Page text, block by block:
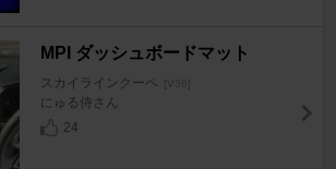
MPI ダッシュボードマット
スカイラインクーペ [V36]
にゅる侍さん
24